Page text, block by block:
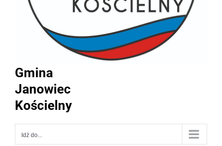
Gmina
Janowiec
Kościelny
Idź do...